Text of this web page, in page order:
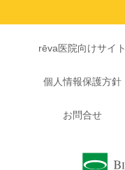
rēva医院向けサイト
個人情報保護方針
お問合せ